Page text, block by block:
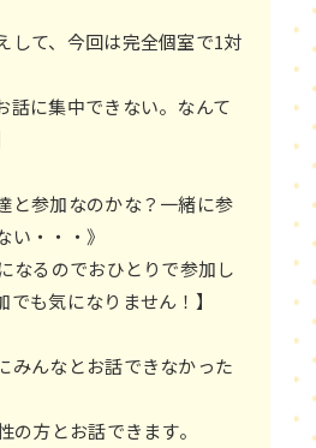
して、今回は完全個室で1対
話に集中できない。なんて
と参加なのかな？一緒に参
い・・・》
なるのでおひとりで参加し
でも気になりません！】
みんなとお話できなかった
の方とお話できます。